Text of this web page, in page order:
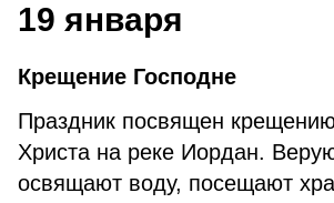
19 января
Крещение Господне
Праздник посвящен
Христа на реке Иордан.
освящают воду, посещают